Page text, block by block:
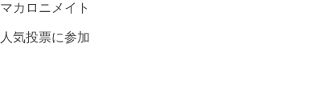
マカロニメイト
人気投票に参加